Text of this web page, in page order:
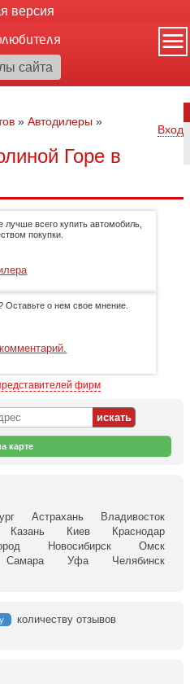
версия
» Автодилеры »
Вход
Горе в
лучше всего купить автомобиль,
покупки.
Оставьте о нем свое мнение.
фирм
карте
Астрахань
Владивосток
Казань Киев
Краснодар
Новосибирск
Омск
Самара Уфа
Челябинск
количеству отзывов